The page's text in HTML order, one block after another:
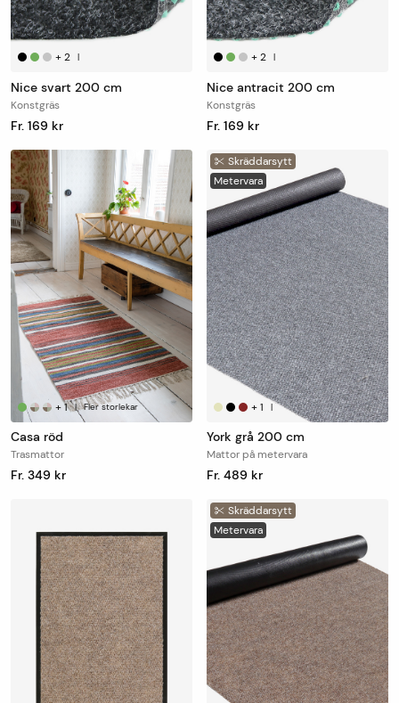
+2 |
Nice svart 200 cm
Konstgräs
Fr. 169 kr
+2 |
Nice antracit 200 cm
Konstgräs
Fr. 169 kr
+1 | Fler storlekar
Casa röd
Trasmattor
Fr. 349 kr
Skräddarsytt
Metervara
+1 |
York grå 200 cm
Mattor på metervara
Fr. 489 kr
Skräddarsytt
Metervara